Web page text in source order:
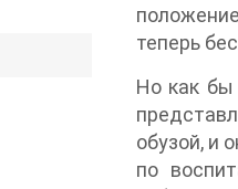
теперь
Но как бы
обузой, и
по